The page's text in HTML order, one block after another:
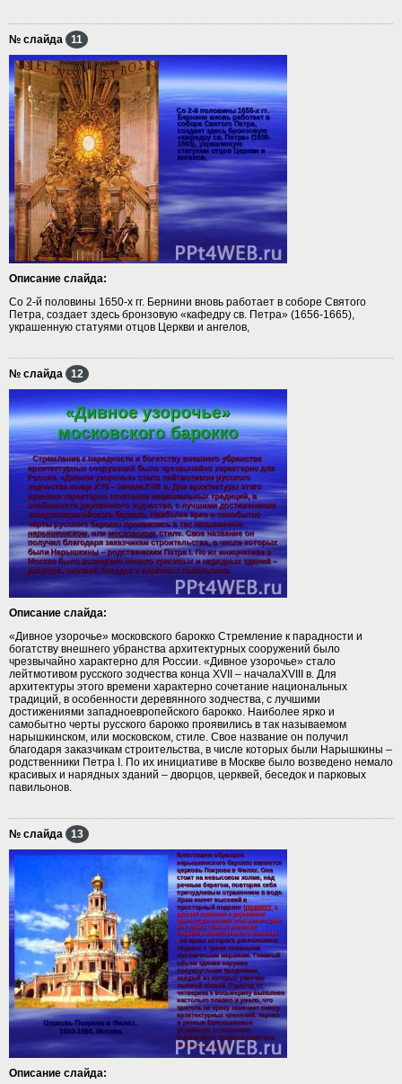
№ слайда 11
Описание слайда:
Со 2-й половины 1650-х гг. Бернини вновь работает в соборе Святого
Петра, создает здесь бронзовую «кафедру св. Петра» (1656-1665),
украшенную статуями отцов Церкви и ангелов,
№ слайда 12
Описание слайда:
«Дивное узорочье» московского барокко Стремление к парадности и
богатству внешнего убранства архитектурных сооружений было
чрезвычайно характерно для России. «Дивное узорочье» стало
лейтмотивом русского зодчества конца XVII – началаXVIII в. Для
архитектуры этого времени характерно сочетание национальных
традиций, в особенности деревянного зодчества, с лучшими
достижениями западноевропейского барокко. Наиболее ярко и
самобытно черты русского барокко проявились в так называемом
нарышкинском, или московском, стиле. Свое название он получил
благодаря заказчикам строительства, в числе которых были Нарышкины –
родственники Петра I. По их инициативе в Москве было возведено немало
красивых и нарядных зданий – дворцов, церквей, беседок и парковых
павильонов.
№ слайда 13
Описание слайда: